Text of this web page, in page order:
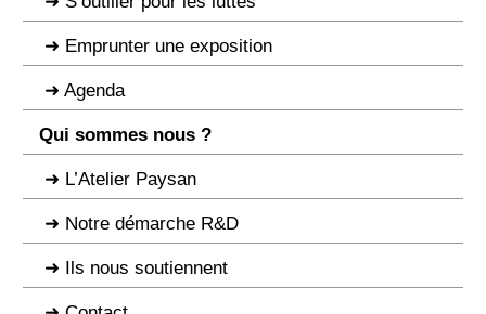
Emprunter une exposition
Agenda
Qui sommes nous ?
L’Atelier Paysan
Notre démarche R&D
Ils nous soutiennent